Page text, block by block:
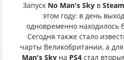
Запуск No Man's Skyв Steam
этом году: в день
одновременно находилось
Сегодня также стало
чарты Великобритании, а
Man's Sky на PS4 стал